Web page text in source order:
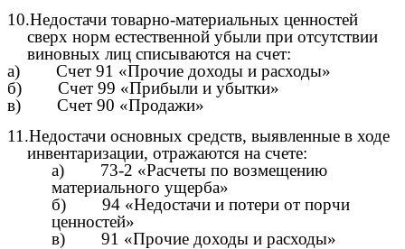
10.Недостачи товарно-материальных ценностей
сверх норм естественной убыли при отсутствии
виновных лиц списываются на счет:
а) Счет 91 «Прочие доходы и расходы»
б) Счет 99 «Прибыли и убытки»
в) Счет 90 «Продажи»
11.Недостачи основных средств, выявленные в ходе
инвентаризации, отражаются на счете:
а) 73-2 «Расчеты по возмещению
материального ущерба»
б) 94 «Недостачи и потери от порчи
ценностей»
в) 91 «Прочие доходы и расходы»